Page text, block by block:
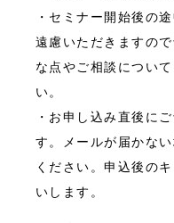
・セミナー開始後の
遠慮いただきますの
な点やご相談につい
い。
・お申し込み直後に
す。メールが届かな
ください。申込後の
いします。